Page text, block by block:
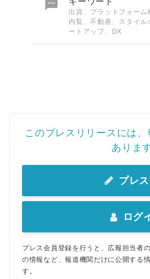

出資、プラットフォーム
内覧、不動産、スタイル
ートアップ、DX
このプレスリリースには
ありま
プレ
ログ
プレス会員登録を行うと、広報担当者
の情報など、報道機関だけに公開する
す。